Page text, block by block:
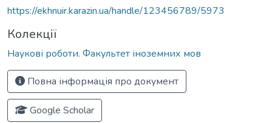
https://ekhnuir.karazin.ua/handle/123456789/5973
Колекції
Наукові роботи. Факультет іноземних мов
Повна інформація про документ
Google Scholar